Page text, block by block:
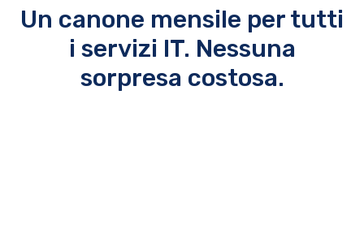
Un canone mensile per tutti
i servizi IT. Nessuna
sorpresa costosa.